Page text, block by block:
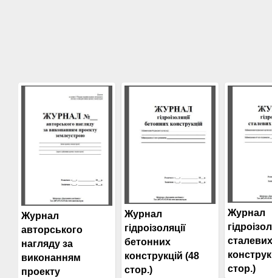
Журнал
авторського
нагляду за
виконанням
проекту
Журнал
гідроізоляції
бетонних
конструкцій (48
стор.)
Журнал
сталевих
стор.)